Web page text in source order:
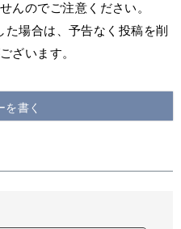
んのでご注意ください。
場合は、予告なく投稿を削
ざいます。
を書く